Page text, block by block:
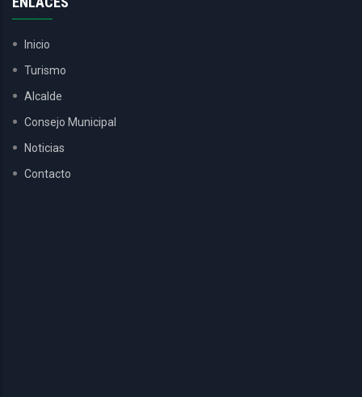
Inicio
Turismo
Alcalde
Consejo Municipal
Noticias
Contacto